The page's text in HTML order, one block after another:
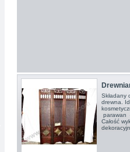
Składany
drewna.
parawan
Całość